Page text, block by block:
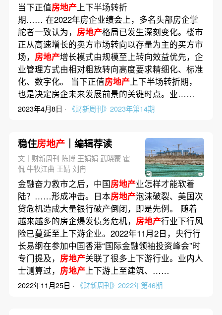
当下正值房地产上下半场转折
期…… 在2022年房企业绩会上，多名头部房企掌
舵者一致认为， 房地产格局已发生深刻变化。楼市
正从高速增长的卖方市场转向以存量为主的买方市
场， 房地产增长模式由规模至上转向效益优先，企
业管理方式由相对粗放转向高度要求精细化、标准
化、数字化。 当下正值房地产上下半场转折期，
也是决定房企未来发展前景的关键时点。业……
2023年4月8日 · 《财新周刊》2023年第14期
稳住房地产｜编辑荐读
文｜财新周刊 陈博 王娟娟 武晓蒙 霍
侃 牛牧江曲 王婧 刘冉
金融奋力救市之后，中国房地产业怎样才能软着
陆？……形成冲击。日本房地产泡沫破裂、美国次
贷危机造成大量银行破产倒闭，即是先例。 随着
越来越多的房企爆发债务危机， 房地产行业下行风
险已蔓延至上下游企业。2022年11月2日，央行行
长易纲在参加中国香港“国际金融领袖投资峰会”时
专门提及， 房地产关联了很多上下游行业。业内人
士测算过， 房地产上下游上至建筑、……
2022年11月25日 · 《财新周刊》2022年第46期